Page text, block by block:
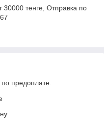
30000 тенге, Отправка по
предоплате.